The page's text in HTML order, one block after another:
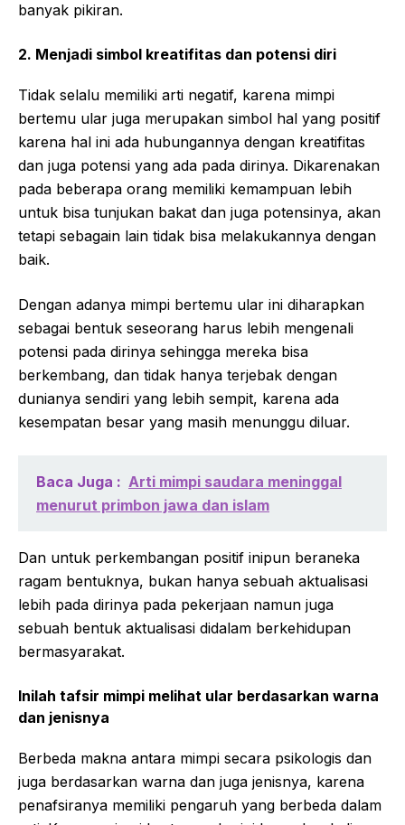
banyak pikiran.
2. Menjadi simbol kreatifitas dan potensi diri
Tidak selalu memiliki arti negatif, karena mimpi
bertemu ular juga merupakan simbol hal yang positif
karena hal ini ada hubungannya dengan kreatifitas
dan juga potensi yang ada pada dirinya. Dikarenakan
pada beberapa orang memiliki kemampuan lebih
untuk bisa tunjukan bakat dan juga potensinya, akan
tetapi sebagain lain tidak bisa melakukannya dengan
baik.
Dengan adanya mimpi bertemu ular ini diharapkan
sebagai bentuk seseorang harus lebih mengenali
potensi pada dirinya sehingga mereka bisa
berkembang, dan tidak hanya terjebak dengan
dunianya sendiri yang lebih sempit, karena ada
kesempatan besar yang masih menunggu diluar.
Baca Juga : Arti mimpi saudara meninggal
menurut primbon jawa dan islam
Dan untuk perkembangan positif inipun beraneka
ragam bentuknya, bukan hanya sebuah aktualisasi
lebih pada dirinya pada pekerjaan namun juga
sebuah bentuk aktualisasi didalam berkehidupan
bermasyarakat.
Inilah tafsir mimpi melihat ular berdasarkan warna
dan jenisnya
Berbeda makna antara mimpi secara psikologis dan
juga berdasarkan warna dan juga jenisnya, karena
penafsiranya memiliki pengaruh yang berbeda dalam